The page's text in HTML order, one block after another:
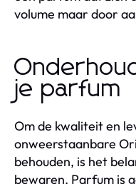
volume maar door
je parfum
Om de kwaliteit en
onweerstaanbare
behouden, is het
bewaren. Parfum is